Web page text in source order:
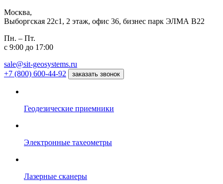
Москва,
Выборгская 22с1, 2 этаж, офис 36, бизнес парк ЭЛМА В22
Пн. – Пт.
с 9:00 до 17:00
sale@sit-geosystems.ru
+7 (800) 600-44-92
заказать звонок
Геодезические приемники
Электронные тахеометры
Лазерные сканеры